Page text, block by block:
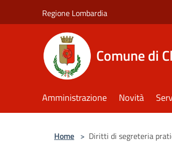
Regione Lombardia
Comune di
Amministrazione Novità
Home > Diritti di segreteria